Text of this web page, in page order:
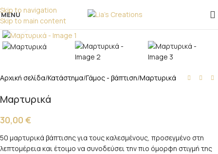
Skip to navigation
Skip to main content
επικοινωνήστε μαζί μας!
MENU
Click to enlarge
Αρχική σελίδα/Κατάστημα/Γάμος - βάπτιση/Μαρτυρικά
Μαρτυρικά
30,00 €
50 μαρτυρικά βάπτισης για τους καλεσμένους, προσεγμένο στη
λεπτομέρεια και έτοιμο να συνοδεύσει την πιο όμορφη στιγμή της